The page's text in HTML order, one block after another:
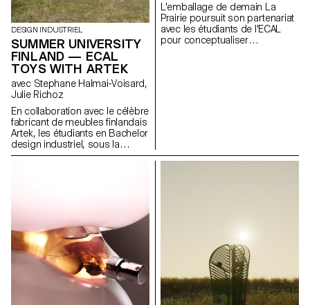
DESIGN INDUSTRIEL
SUMMER UNIVERSITY
FINLAND — ECAL
TOYS WITH ARTEK
avec Stephane Halmai-Voisard,
Julie Richoz
En collaboration avec le célèbre
fabricant de meubles finlandais
Artek, les étudiants en Bachelor
design industriel, sous la
direction de la designer Julie
l'esprit d'Artek et de ses
fondateurs, les produits
favorisent une fabrication
responsable et cherchent à
mettre en valeur les matériaux
naturels qui ont servi à produire
L'emballage de demain La
Prairie poursuit son partenariat
avec les étudiants de l'ECAL
pour conceptualiser